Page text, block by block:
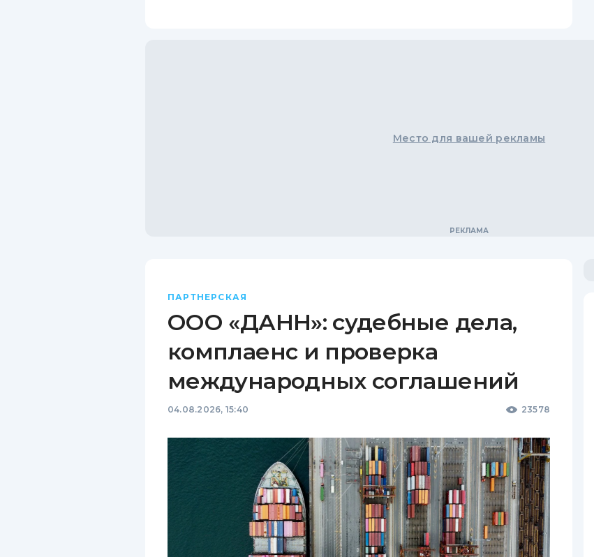
Место для вашей рекламы
ПАРТНЕРСКАЯ
ООО «ДАНН»: судебные дела,
комплаенс и проверка
международных соглашений
04.08.2026, 15:40 23578